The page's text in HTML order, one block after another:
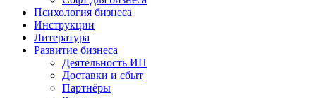
Психология бизнеса
Инструкции
Литература
Развитие бизнеса
Деятельность ИП
Доставки и сбыт
Партнёры